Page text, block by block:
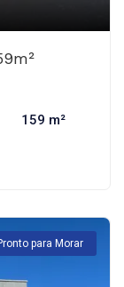
159 m²
para Morar